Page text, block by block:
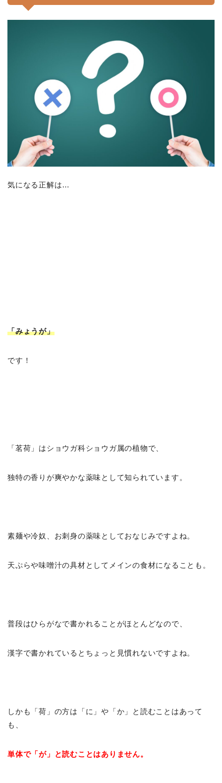
気になる正解は…
「みょうが」
です！
「茗荷」はショウガ科ショウガ属の植物で、
独特の香りが爽やかな薬味として知られています。
素麺や冷奴、お刺身の薬味としておなじみですよね。
天ぷらや味噌汁の具材としてメインの食材になることも。
普段はひらがなで書かれることがほとんどなので、
漢字で書かれているとちょっと見慣れないですよね。
しかも「荷」の方は「に」や「か」と読むことはあって
も、
単体で「が」と読むことはありません。